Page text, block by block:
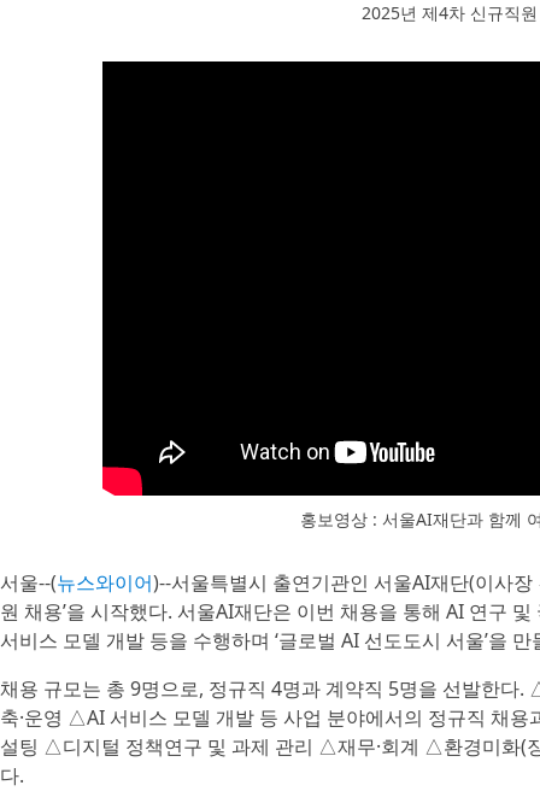
2025년 제4차 신규직
홍보영상 : 서울AI재단과 함께
서울--(뉴스와이어)--서울특별시 출연기관인 서울AI재단(이사
원 채용’을 시작했다. 서울AI재단은 이번 채용을 통해 AI 연구
서비스 모델 개발 등을 수행하며 ‘글로벌 AI 선도도시 서울’을
채용 규모는 총 9명으로, 정규직 4명과 계약직 5명을 선발한
축·운영 △AI 서비스 모델 개발 등 사업 분야에서의 정규직 채
설팅 △디지털 정책연구 및 과제 관리 △재무·회계 △환경미화(
다.